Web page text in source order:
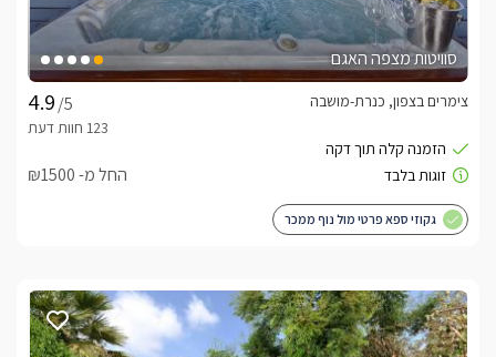
סוויטות מצפה האגם
/5
צימרים בצפון, כנרת-מושבה
החל מ- ₪1500
גקוזי ספא פרטי מול נוף ממכר